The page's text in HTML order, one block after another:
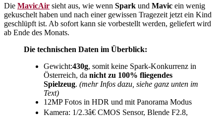
Die MavicAir sieht aus, wie wenn Spark und Mavic ein wenig
gekuschelt haben und nach einer gewissen Tragezeit jetzt ein Kind
geschlüpft ist. Ab sofort kann sie vorbestellt werden, geliefert wird
ab Ende des Monats.
Die technischen Daten im Überblick:
Gewicht:430g, somit keine Spark-Konkurrenz in
Österreich, da nicht zu 100% fliegendes
Spielzeug. (mehr Infos dazu, siehe ganz unten im
Text)
12MP Fotos in HDR und mit Panorama Modus
Kamera: 1/2.3â€ CMOS Sensor, Blende F2.8,